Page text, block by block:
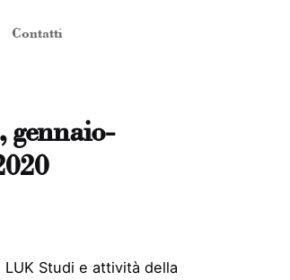
Contatti
gennaio-
Studi e attività della